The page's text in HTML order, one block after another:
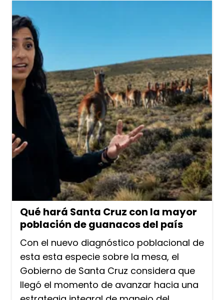
Qué hará Santa Cruz con la mayor
población de guanacos del país
Con el nuevo diagnóstico poblacional de
esta esta especie sobre la mesa, el
Gobierno de Santa Cruz considera que
llegó el momento de avanzar hacia una